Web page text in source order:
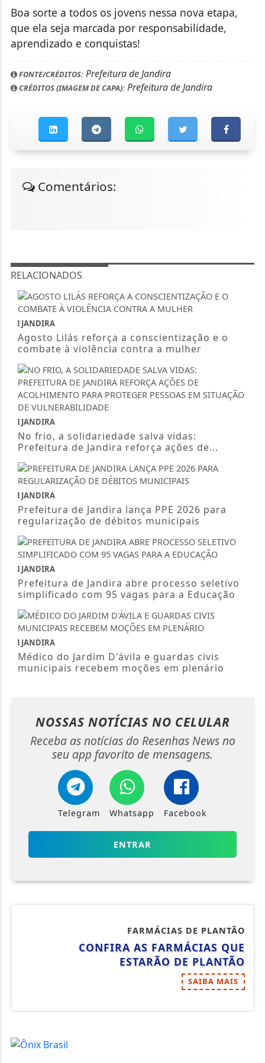
Boa sorte a todos os jovens nessa nova etapa,
que ela seja marcada por responsabilidade,
aprendizado e conquistas!
FONTE/CRÉDITOS:Prefeitura de Jandira
CRÉDITOS (IMAGEM DE CAPA):Prefeitura de Jandira
Comentários:
RELACIONADOS
JANDIRA
Agosto Lilás reforça a conscientização e o
combate à violência contra a mulher
JANDIRA
No frio, a solidariedade salva vidas:
Prefeitura de Jandira reforça ações de...
JANDIRA
Prefeitura de Jandira lança PPE 2026 para
regularização de débitos municipais
JANDIRA
Prefeitura de Jandira abre processo seletivo
simplificado com 95 vagas para a Educação
JANDIRA
Médico do Jardim D'ávila e guardas civis
municipais recebem moções em plenário
NOSSAS NOTÍCIAS NO CELULAR
Receba as notícias do Resenhas News no
seu app favorito de mensagens.
Telegram Whatsapp Facebook
ENTRAR
FARMÁCIAS DE PLANTÃO
CONFIRA AS FARMÁCIAS QUE
ESTARÃO DE PLANTÃO
SAIBA MAIS